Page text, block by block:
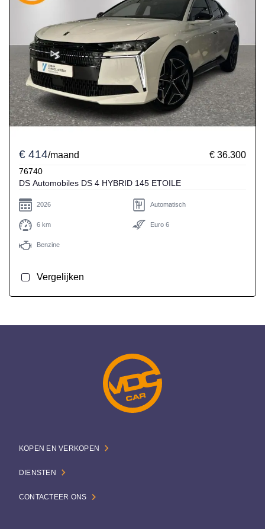
€ 414/maand € 36.300
76740
DS Automobiles DS 4 HYBRID 145 ETOILE
2026 Automatisch
6 km Euro 6
Benzine
Vergelijken
KOPEN EN VERKOPEN
DIENSTEN
CONTACTEER ONS